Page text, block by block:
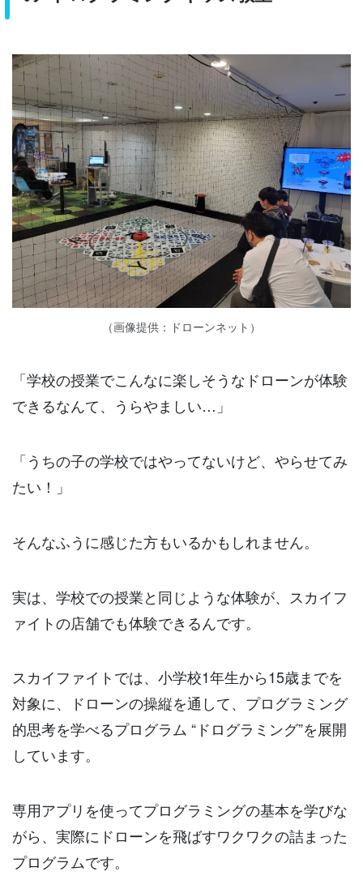
（画像提供：ドローンネット）
「学校の授業でこんなに楽しそうなドローンが体験
できるなんて、うらやましい…」
「うちの子の学校ではやってないけど、やらせてみ
たい！」
そんなふうに感じた方もいるかもしれません。
実は、学校での授業と同じような体験が、スカイフ
ァイトの店舗でも体験できるんです。
スカイファイトでは、小学校1年生から15歳までを
対象に、ドローンの操縦を通して、プログラミング
的思考を学べるプログラム “ドログラミング”を展開
しています。
専用アプリを使ってプログラミングの基本を学びな
がら、実際にドローンを飛ばすワクワクの詰まった
プログラムです。